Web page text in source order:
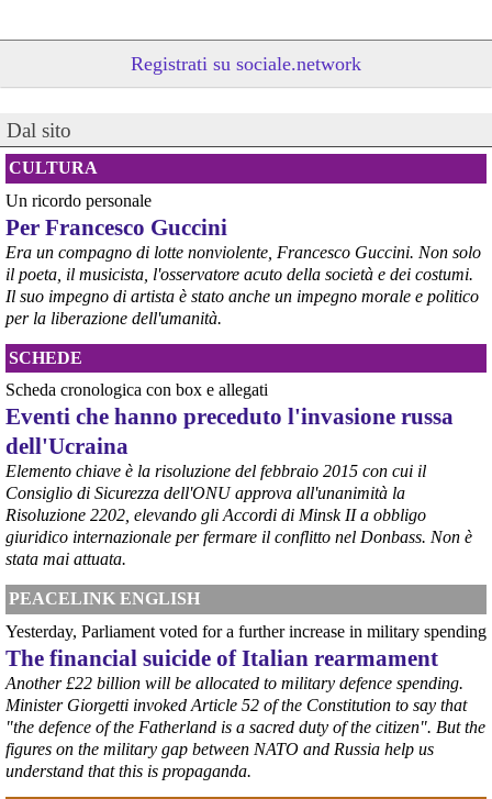
@peacelink - 6/8/2026 21:53
askanews.it/2026/08/05/ex-ilva
“Dal confronto con tutti gli attori e dai contributi raccolti il Governo
elaborerà, come concordato a Palazzo Chigi, un piano straordinario
per Taranto”, avrebbe detto il ministro Urso.
# Taranto #ILVA
@peacelink - 6/8/2026 21:50
corriereditaranto.it/2026/08/0
Aprendo i lavori, il ministro Urso ha sottolineato come il Governo
debba necessariamente prendere atto della decisione della Corte
d’Appello di Milano, ricordando che il provvedimento è già stato
inserito nella data room della procedura di vendita. “Alla luce del
nuovo scenario – ha spiegato – Jindal ha presentato una proposta
aggiornata sull’intero perimetro aziendale che tiene conto della
chiusura dell’area a caldo e che i commissari stanno valutando”.
#ILVA #Taranto
Registrati su sociale.network
Dal sito
CULTURA
Un ricordo personale
Per Francesco Guccini
Era un compagno di lotte nonviolente, Francesco Guccini. Non solo
il poeta, il musicista, l'osservatore acuto della società e dei costumi.
Il suo impegno di artista è stato anche un impegno morale e politico
per la liberazione dell'umanità.
SCHEDE
Scheda cronologica con box e allegati
Eventi che hanno preceduto l'invasione russa
dell'Ucraina
Elemento chiave è la risoluzione del febbraio 2015 con cui il
Consiglio di Sicurezza dell'ONU approva all'unanimità la
Risoluzione 2202, elevando gli Accordi di Minsk II a obbligo
giuridico internazionale per fermare il conflitto nel Donbass. Non è
stata mai attuata.
PEACELINK ENGLISH
Yesterday, Parliament voted for a further increase in military spending
The financial suicide of Italian rearmament
Another £22 billion will be allocated to military defence spending.
Minister Giorgetti invoked Article 52 of the Constitution to say that
"the defence of the Fatherland is a sacred duty of the citizen". But the
figures on the military gap between NATO and Russia help us
understand that this is propaganda.